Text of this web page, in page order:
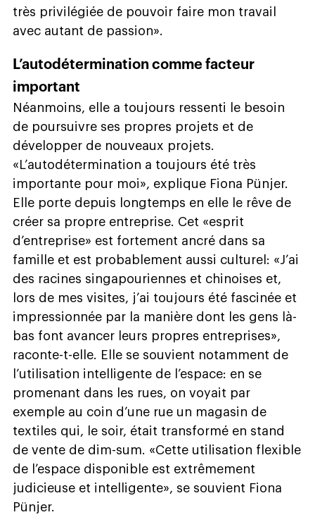
très privilégiée de pouvoir faire mon travail
avec autant de passion».
L’autodétermination comme facteur
important
Néanmoins, elle a toujours ressenti le besoin
de poursuivre ses propres projets et de
développer de nouveaux projets.
«L’autodétermination a toujours été très
importante pour moi», explique Fiona Pünjer.
Elle porte depuis longtemps en elle le rêve de
créer sa propre entreprise. Cet «esprit
d’entreprise» est fortement ancré dans sa
famille et est probablement aussi culturel: «J’ai
des racines singapouriennes et chinoises et,
lors de mes visites, j’ai toujours été fascinée et
impressionnée par la manière dont les gens là-
bas font avancer leurs propres entreprises»,
raconte-t-elle. Elle se souvient notamment de
l’utilisation intelligente de l’espace: en se
promenant dans les rues, on voyait par
exemple au coin d’une rue un magasin de
textiles qui, le soir, était transformé en stand
de vente de dim-sum. «Cette utilisation flexible
de l’espace disponible est extrêmement
judicieuse et intelligente», se souvient Fiona
Pünjer.